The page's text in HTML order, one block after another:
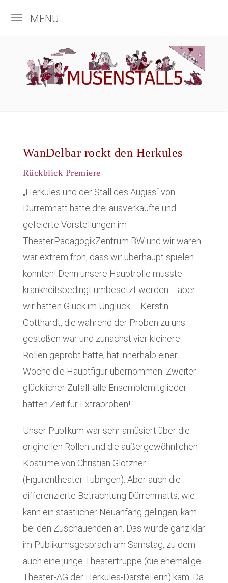
MENU
WanDelbar rockt den Herkules
Rückblick Premiere
„Herkules und der Stall des Augias“ von
Dürremnatt hatte drei ausverkaufte und
gefeierte Vorstellungen im
TheaterPädagogikZentrum BW und wir waren
war extrem froh, dass wir überhaupt spielen
konnten! Denn unsere Hauptrolle musste
krankheitsbedingt umbesetzt werden…. aber
wir hatten Glück im Unglück – Kerstin
Gotthardt, die während der Proben zu uns
gestoßen war und zunächst vier kleinere
Rollen geprobt hatte, hat innerhalb einer
Woche die Hauptfigur übernommen. Zweiter
glücklicher Zufall: alle Ensemblemitglieder
hatten Zeit für Extraproben!
Unser Publikum war sehr amüsiert über die
originellen Rollen und die außergewöhnlichen
Kostüme von Christian Glötzner
(Figurentheater Tübingen). Aber auch die
differenzierte Betrachtung Dürrenmatts, wie
kann ein staatlicher Neuanfang gelingen, kam
bei den Zuschauenden an. Das wurde ganz klar
im Publikumsgespräch am Samstag, zu dem
auch eine junge Theatertruppe (die ehemalige
Theater-AG der Herkules-Darstellerin) kam. Da